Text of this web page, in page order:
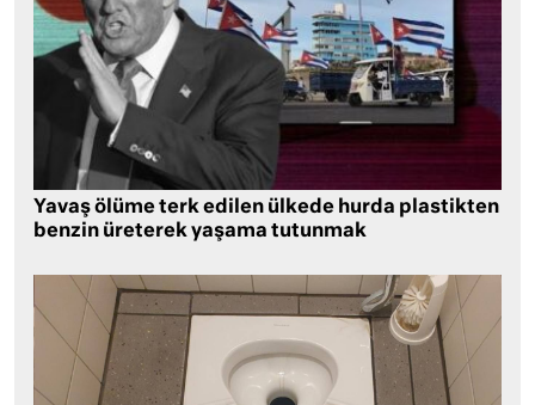
Yavaş ölüme terk edilen ülkede hurda plastikten
benzin üreterek yaşama tutunmak